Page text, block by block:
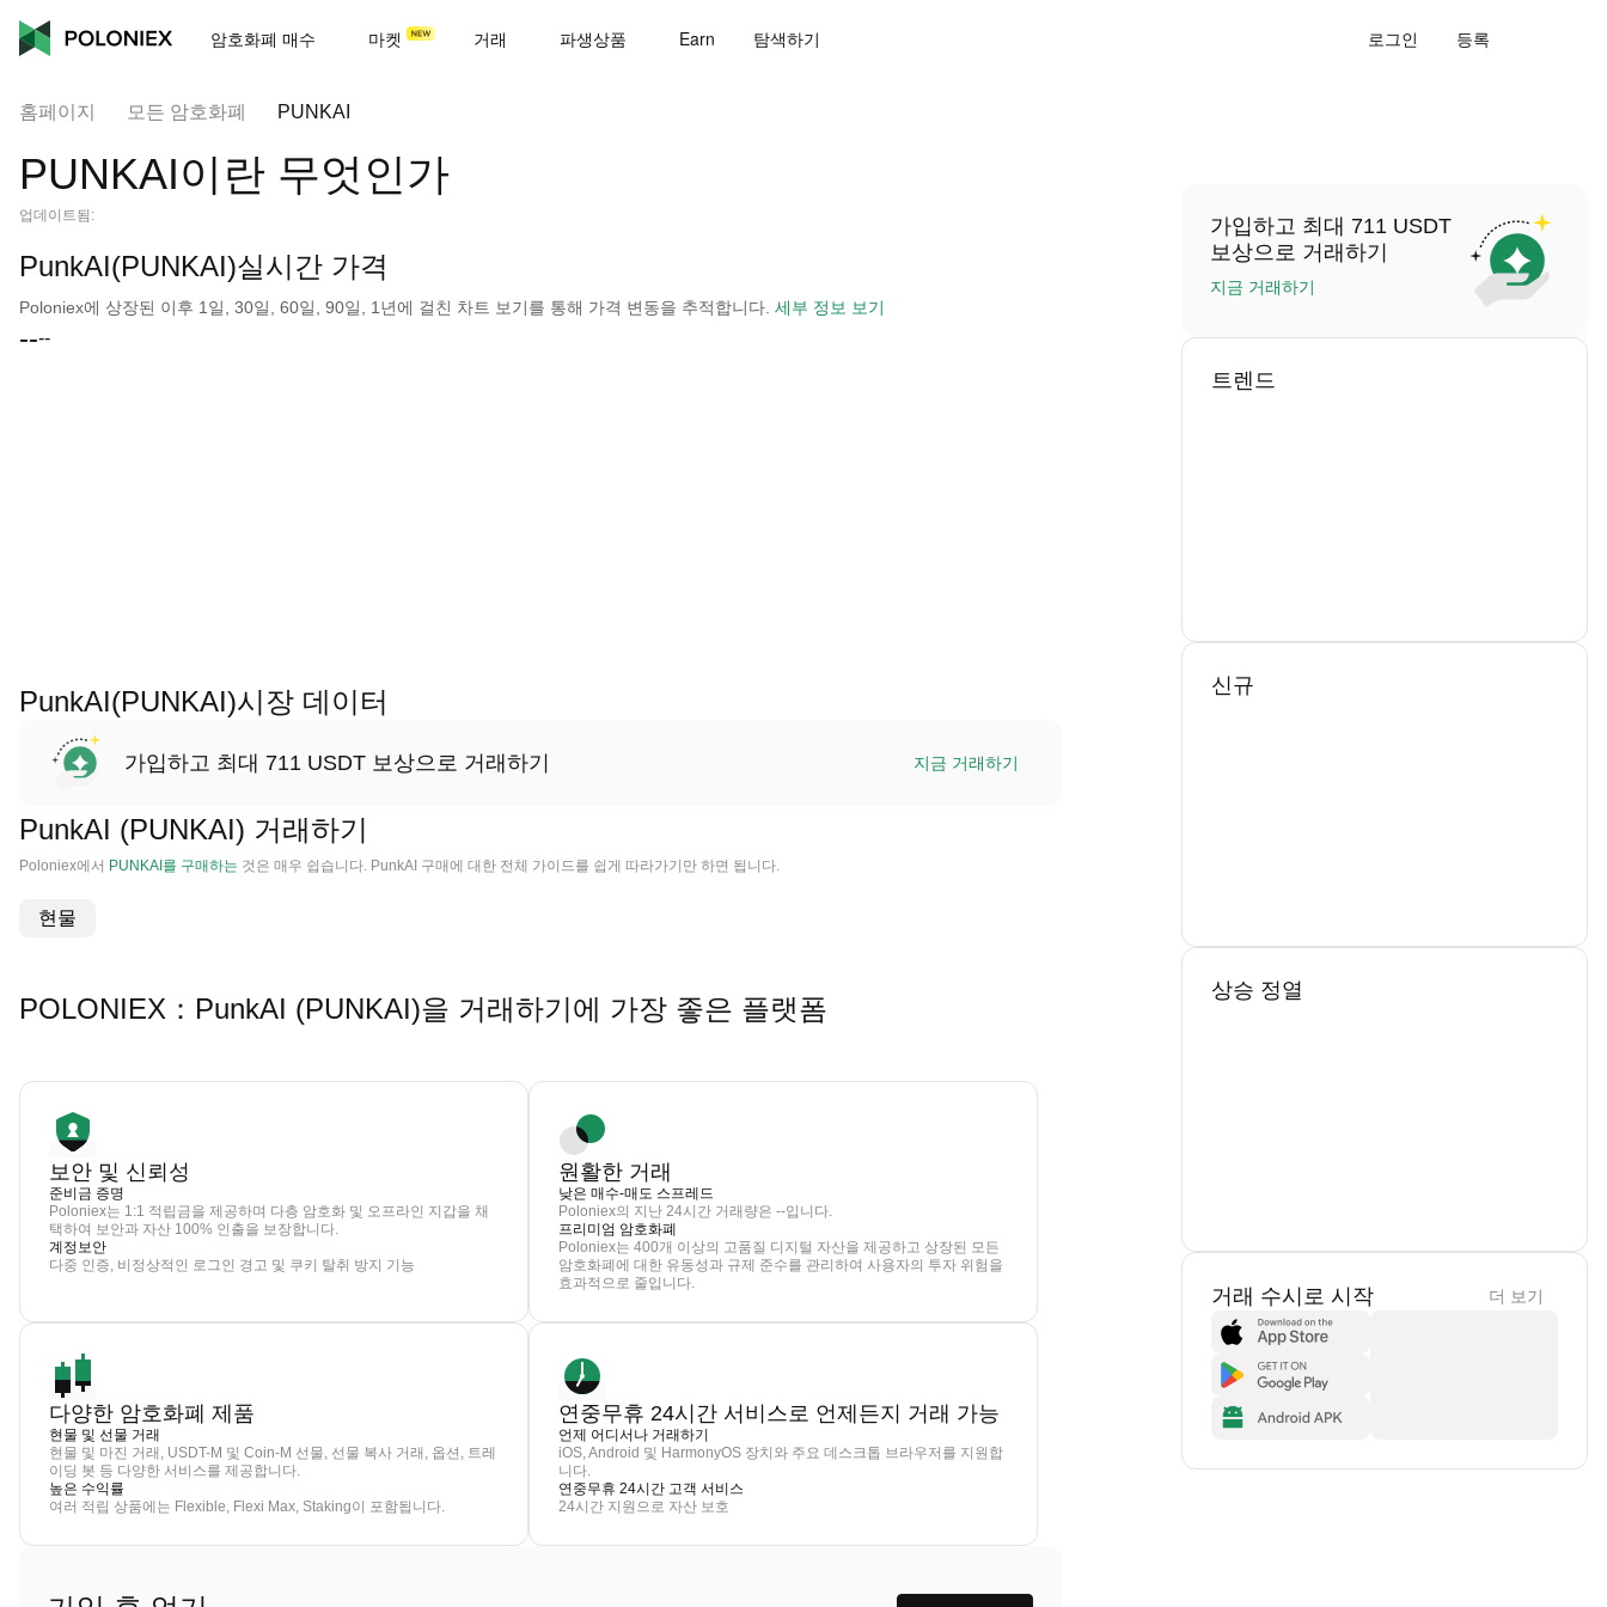
암호화폐 매수 마켓 거래 파생상품 Earn 탐색하기 로그인 등록
홈페이지 모든 암호화폐 PUNKAI
PUNKAI이란 무엇인가
업데이트됨:
PunkAI(PUNKAI)실시간 가격
Poloniex에 상장된 이후 1일, 30일, 60일, 90일, 1년에 걸친 차트 보기를 통해 가격 변동을 추적합니다. 세부 정보 보기
----
PunkAI(PUNKAI)시장 데이터
가입하고 최대 711 USDT 보상으로 거래하기 지금 거래하기
PunkAI (PUNKAI) 거래하기
Poloniex에서 PUNKAI를 구매하는 것은 매우 쉽습니다. PunkAI 구매에 대한 전체 가이드를 쉽게 따라가기만 하면 됩니다.
현물
POLONIEX：PunkAI (PUNKAI)을 거래하기에 가장 좋은 플랫폼
보안 및 신뢰성
준비금 증명
Poloniex는 1:1 적립금을 제공하며 다층 암호화 및 오프라인 지갑을 채
택하여 보안과 자산 100% 인출을 보장합니다.
계정보안
다중 인증, 비정상적인 로그인 경고 및 쿠키 탈취 방지 기능
원활한 거래
낮은 매수-매도 스프레드
Poloniex의 지난 24시간 거래량은 --입니다.
프리미엄 암호화폐
Poloniex는 400개 이상의 고품질 디지털 자산을 제공하고 상장된 모든
암호화폐에 대한 유동성과 규제 준수를 관리하여 사용자의 투자 위험을
효과적으로 줄입니다.
다양한 암호화폐 제품
현물 및 선물 거래
현물 및 마진 거래, USDT-M 및 Coin-M 선물, 선물 복사 거래, 옵션, 트레
이딩 봇 등 다양한 서비스를 제공합니다.
높은 수익률
여러 적립 상품에는 Flexible, Flexi Max, Staking이 포함됩니다.
연중무휴 24시간 서비스로 언제든지 거래 가능
언제 어디서나 거래하기
iOS, Android 및 HarmonyOS 장치와 주요 데스크톱 브라우저를 지원합
니다.
연중무휴 24시간 고객 서비스
24시간 지원으로 자산 보호
가입하고 최대 711 USDT
보상으로 거래하기
지금 거래하기
트렌드
신규
상승 정열
거래 수시로 시작 더 보기